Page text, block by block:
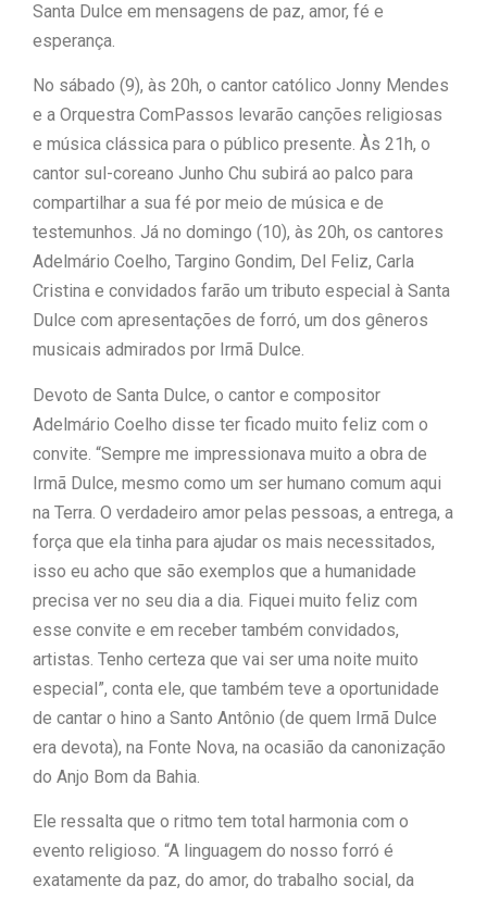
do Bolsa Família: “Precisamos dar
condições para as pessoas
evoluírem” |
Santa Dulce em mensagens de paz, amor, fé e
esperança.
No sábado (9), às 20h, o cantor católico Jonny Mendes
e a Orquestra ComPassos levarão canções religiosas
e música clássica para o público presente. Às 21h, o
cantor sul-coreano Junho Chu subirá ao palco para
compartilhar a sua fé por meio de música e de
testemunhos. Já no domingo (10), às 20h, os cantores
Adelmário Coelho, Targino Gondim, Del Feliz, Carla
Cristina e convidados farão um tributo especial à Santa
Dulce com apresentações de forró, um dos gêneros
musicais admirados por Irmã Dulce.
Devoto de Santa Dulce, o cantor e compositor
Adelmário Coelho disse ter ficado muito feliz com o
convite. “Sempre me impressionava muito a obra de
Irmã Dulce, mesmo como um ser humano comum aqui
na Terra. O verdadeiro amor pelas pessoas, a entrega, a
força que ela tinha para ajudar os mais necessitados,
isso eu acho que são exemplos que a humanidade
precisa ver no seu dia a dia. Fiquei muito feliz com
esse convite e em receber também convidados,
artistas. Tenho certeza que vai ser uma noite muito
especial”, conta ele, que também teve a oportunidade
de cantar o hino a Santo Antônio (de quem Irmã Dulce
era devota), na Fonte Nova, na ocasião da canonização
do Anjo Bom da Bahia.
Ele ressalta que o ritmo tem total harmonia com o
evento religioso. “A linguagem do nosso forró é
exatamente da paz, do amor, do trabalho social, da